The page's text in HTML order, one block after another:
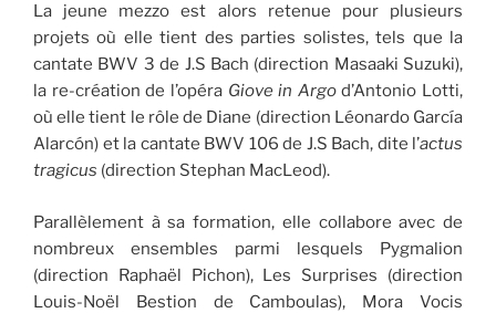
La jeune mezzo est alors retenue pour plusieurs
projets où elle tient des parties solistes, tels que la
cantate BWV 3 de J.S Bach (direction Masaaki Suzuki),
la re-création de l’opéra Giove in Argod’Antonio Lotti,
où elle tient le rôle de Diane (direction Léonardo García
Alarcón) et la cantate BWV 106 de J.S Bach, dite l’actus
tragicus (direction Stephan MacLeod).
Parallèlement à sa formation, elle collabore avec de
nombreux ensembles parmi lesquels Pygmalion
(direction Raphaël Pichon), Les Surprises (direction
Louis-Noël Bestion de Camboulas), Mora Vocis